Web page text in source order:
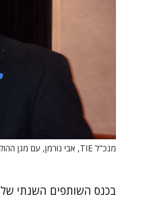
מנכ"ל TIE, אבי נורמן, עם מגן ההוקרה שקיבל מנט-אפ
בכנס השותפים השנתי של